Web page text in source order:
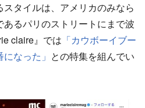
タイルは、アメリカのみなら
るパリのストリートにまで波
claire』では 「カウボーイブー
なった」 との特集を組んでい